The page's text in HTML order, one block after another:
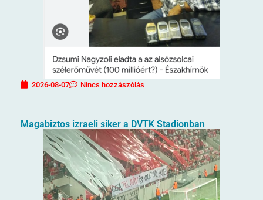
2026-08-07 Nincs hozzászólás
Magabiztos izraeli siker a DVTK Stadionban